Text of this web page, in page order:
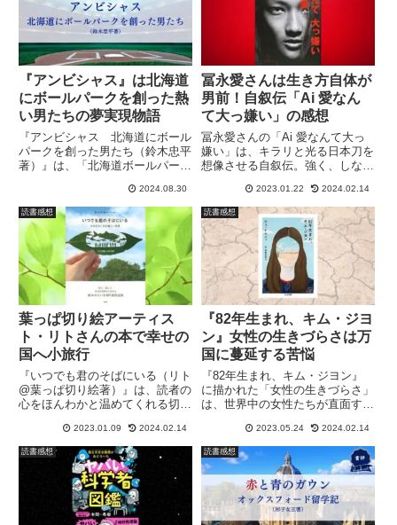
『アンビシャス』は北海道
にボールパークを創った熱
い男たちの夢実現物語
『アンビシャス 北海道にボール
パークを創った男たち（鈴木忠平
著）』は、「北海道ボールパーク
景で大奮闘した野球を愛してやま
ない「背広姿の選手たち」のノン
フィクション物語。読者の「夢を
忘れた心」にも火をつける本！
2024.08.30
冨永愛さんは生き方自体が
男前！自叙伝「Ai 愛なん
て大っ嫌い」の感想
冨永愛さんの「Ai 愛なんて大っ
嫌い」は、キラリと光る日本刀を
想像させる自叙伝。強く、しなや
茨の道で成長し続ける冨永愛さん
は、生き方そのものが男前！
2023.01.22 2024.02.14
読書感想
葉っぱ切り絵アーティス
ト・リトさんの本で幸せの
国へ小旅行
『いつでも君のそばにいる（リト
@葉っぱ切り絵著）』は、読者の
心をほんわかと温めてくれる切り
端、幸せの国への小旅行がスター
トします♪ 買って良かった！
2023.01.09 2024.02.14
読書感想
『82年生まれ、キム・ジヨ
ン』女性の生きづらさは万
国に蔓延する苦悩
『82年生まれ、キム・ジヨン』
に描かれた「女性の生きづらさ」
は、世界中の女性たちが直面する
とも重なる主人公の苦悩に、息が
詰まる思いでページをめくり、最
後には絶句。男女で読んで内容を
議論すべき良書！
2023.05.24 2024.02.14
読書感想 読書感想